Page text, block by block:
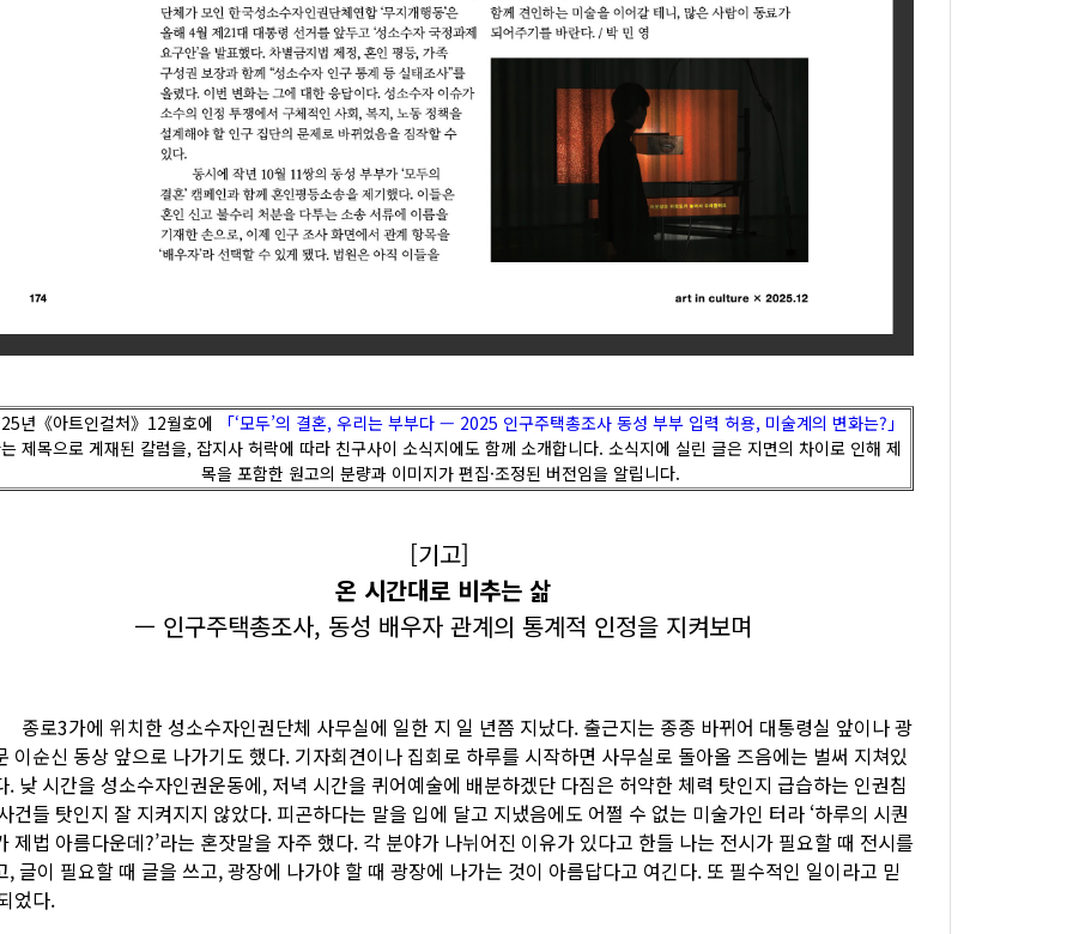
년《아트인컬처》12월호에
「‘모두’의 결혼, 우리는 부부다 — 2025 인구주택총조사 동성 부부 입력 허용, 미술계의 변화는?」
제목으로 게재된 칼럼을, 잡지사 허락에 따라 친구사이 소식지에도 함께 소개합니다. 소식지에 실린 글은 지면의 차이로 인해 제
목을 포함한 원고의 분량과 이미지가 편집·조정된 버전임을 알립니다.
[기고]
온 시간대로 비추는 삶
— 인구주택총조사, 동성 배우자 관계의 통계적 인정을 지켜보며
3가에 위치한 성소수자인권단체 사무실에 일한 지 일 년쯤 지났다. 출근지는 종종 바뀌어 대통령실 앞이나 광
이순신 동상 앞으로 나가기도 했다. 기자회견이나 집회로 하루를 시작하면 사무실로 돌아올 즈음에는 벌써 지쳐있
. 낮 시간을 성소수자인권운동에, 저녁 시간을 퀴어예술에 배분하겠단 다짐은 허약한 체력 탓인지 급습하는 인권침
건들 탓인지 잘 지켜지지 않았다. 피곤하다는 말을 입에 달고 지냈음에도 어쩔 수 없는 미술가인 터라 ‘하루의 시퀀
제법 아름다운데?’라는 혼잣말을 자주 했다. 각 분야가 나뉘어진 이유가 있다고 한들 나는 전시가 필요할 때 전시를
, 글이 필요할 때 글을 쓰고, 광장에 나가야 할 때 광장에 나가는 것이 아름답다고 여긴다. 또 필수적인 일이라고 믿
었다.